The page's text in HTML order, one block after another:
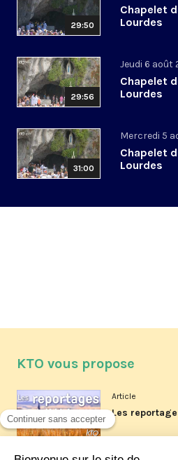
29:50
Chapelet
Lourdes
29:56
Jeudi 6 août
Chapelet
Lourdes
31:00
Mercredi 5
Chapelet
Lourdes
KTO vous propose
Article
Les